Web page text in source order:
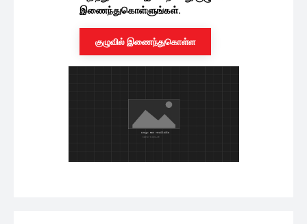
இணைந்துகொள்ளுங்கள்.
குழுவில் இணைந்துகொள்ள